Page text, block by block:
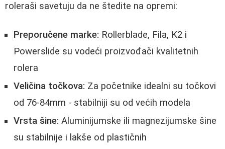
roleraši savetuju da ne štedite na opremi:
Preporučene marke: Rollerblade, Fila, K2 i
Powerslide su vodeći proizvođači kvalitetnih
rolera
Veličina točkova: Za početnike idealni su točkovi
od 76-84mm - stabilniji su od većih modela
Vrsta šine: Aluminijumske ili magnezijumske šine
su stabilnije i lakše od plastičnih